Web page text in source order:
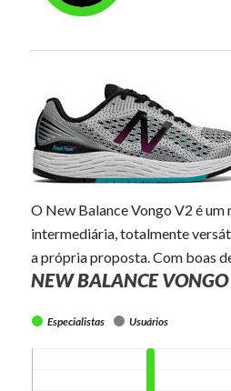
O New Balance Vongo V2 é
intermediária, totalmente
a própria proposta. Com boas
NEW BALANCE
Especialistas Usuários